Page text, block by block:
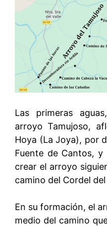
Las primeras
arroyo Tamujoso,
Hoya (La Joya), por
Fuente de Cantos,
crear el arroyo
camino del Cordel
En su formación, el
medio del camino